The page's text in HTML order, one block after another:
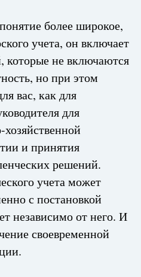
более широкое,
учета, он включает
которые не включаются
но при этом
вас, как для
для
и принятия
решений.
учета может
с постановкой
независимо от него. И
своевременной